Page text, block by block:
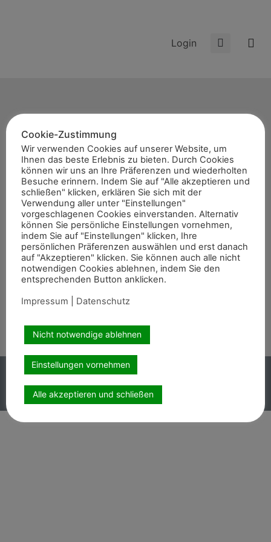
Login
Start
News
Themen
Termine
8er-Team
Abonnement
Kontakt
Wir sind auch auf
Copyright PEMAG 2026 – Alle Rechte vorbehalten.
Impressum | Datenschutz
Cookie-Zustimmung
Wir verwenden Cookies auf unserer Website, um
Ihnen das beste Erlebnis zu bieten. Durch Cookies
können wir uns an Ihre Präferenzen und wiederholten
Besuche erinnern. Indem Sie auf "Alle akzeptieren und
schließen" klicken, erklären Sie sich mit der
Verwendung aller unter "Einstellungen"
vorgeschlagenen Cookies einverstanden. Alternativ
können Sie persönliche Einstellungen vornehmen,
indem Sie auf "Einstellungen" klicken, Ihre
persönlichen Präferenzen auswählen und erst danach
auf "Akzeptieren" klicken. Sie können auch alle nicht
notwendigen Cookies ablehnen, indem Sie den
entsprechenden Button anklicken.
Impressum
Datenschutz
Nicht notwendige ablehnen
Einstellungen vornehmen
Alle akzeptieren und schließen